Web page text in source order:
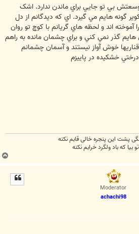
بي تو جايي براي ماندن ندارد. اشک
گونه هايم مي گيرد. اي که ديدگانم از دل
اند و لحظه هاي گريانم با کوچ تو روان
هايم گذر نمي کني و براي چشمان مانده به راهم
خوش آواز نيستند و آسمان چشمانم
خشکيده در پاييزم
این پنجره خالی قابم نکنه
که باد ولگرد خرابم نکنه
ب
ا
Moderator
achachi98